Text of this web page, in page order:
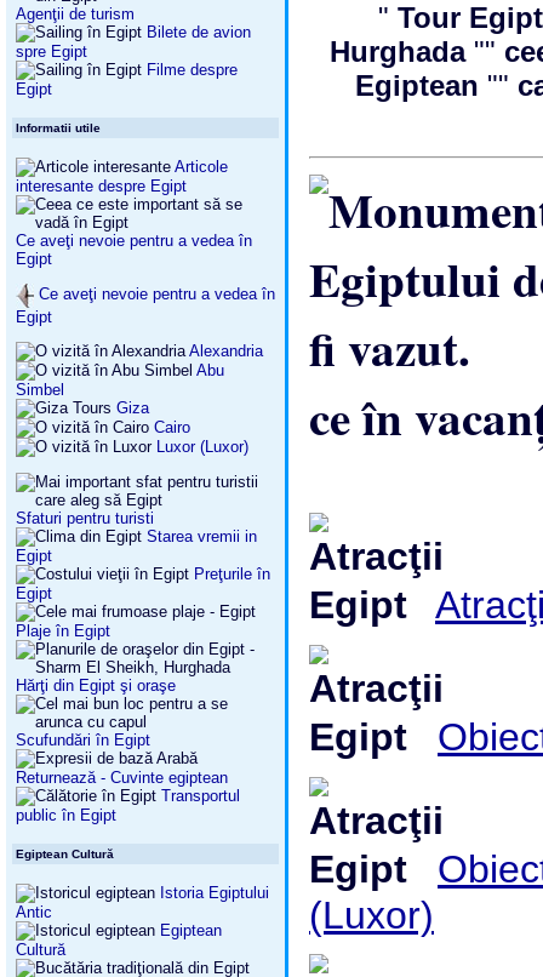
Agenţii de turism
Bilete de avion
spre Egipt
Filme despre
Egipt
Informatii utile
Articole
interesante despre Egipt
Ce aveţi nevoie pentru a vedea în
Egipt
Ce aveţi nevoie pentru a vedea în
Egipt
Alexandria
Abu
Simbel
Giza
Cairo
Luxor (Luxor)
Sfaturi pentru turisti
Starea vremii in
Egipt
Preţurile în
Egipt
Plaje în Egipt
Hărţi din Egipt şi oraşe
Scufundări în Egipt
Returnează - Cuvinte egiptean
Transportul
public în Egipt
Egiptean Cultură
Istoria Egiptului
Antic
Egiptean
Cultură
" Tour
Hurghada ""
Egiptean ""
ce în
(Luxor)